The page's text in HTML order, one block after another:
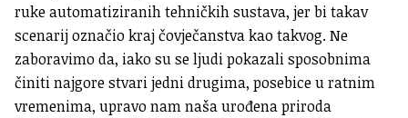
ruke automatiziranih tehničkih sustava, jer bi takav
scenarij označio kraj čovječanstva kao takvog. Ne
zaboravimo da, iako su se ljudi pokazali sposobnima
činiti najgore stvari jedni drugima, posebice u ratnim
vremenima, upravo nam naša urođena priroda